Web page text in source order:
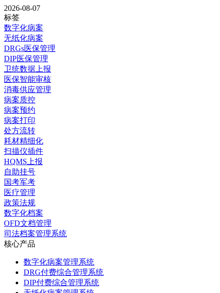
2026-08-07
标签
数字化病案
无纸化病案
DRGs医保管理
DIP医保管理
卫统数据上报
医保智能审核
消毒供应管理
病案质控
病案预约
病案打印
处方流转
耗材精细化
扫描仪插件
HQMS上报
自助挂号
国考军考
医疗管理
政策法规
数字化档案
OFD文档管理
司法档案管理系统
核心产品
数字化病案管理系统
DRG付费综合管理系统
DIP付费综合管理系统